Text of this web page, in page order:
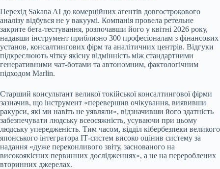
Перехід Sakana AI до комерційних агентів довгострокового
аналізу відбувся не у вакуумі. Компанія провела ретельне
закрите бета-тестування, розпочавши його у квітні 2026 року,
надавши інструмент приблизно 300 професіоналам з фінансових
установ, консалтингових фірм та аналітичних центрів. Відгуки
підкреслюють чітку якісну відмінність між стандартними
генеративними чат-ботами та автономним, фактологічним
підходом Marlin.
Старший консультант великої токійської консалтингової фірми
зазначив, що інструмент «перевершив очікування, виявивши
ракурси, які ми навіть не уявляли», відзначивши його здатність
забезпечувати людську всеосяжність, усуваючи при цьому
людську упередженість. Тим часом, відділ кібербезпеки великого
японського інтегратора ІТ-систем високо оцінив систему за
надання «дуже переконливого звіту, заснованого на
високоякісних первинних дослідженнях», а не на перероблених
вторинних джерелах.